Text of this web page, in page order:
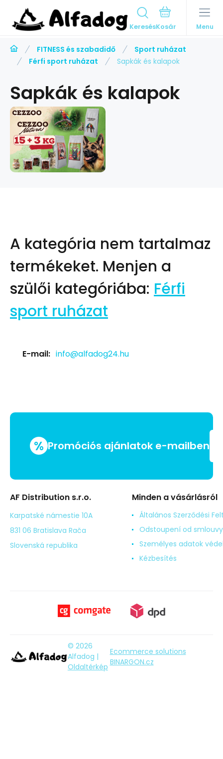
Keresés Menu
FITNESS és szabadidő
Sport ruházat
Férfi sport ruházat
Sapkák és kalapok
Sapkák és kalapok
A kategória nem tartalmaz
termékeket. Menjen a
szülői kategóriába: Férfi
sport ruházat
E-mail: info@alfadog24.hu
% Promóciós ajánlatok e-mailben
AF Distribution s.r.o.
Karpatské námestie 10A
831 06 Bratislava Rača
Slovenská republika
Minden a vásárlásról
Általános Szerződési
Odstoupení od smlouvy
Személyes adatok
Kézbesítés
© 2026
Alfadog |
Oldaltérkép
Ecommerce solutions
BINARGON.cz